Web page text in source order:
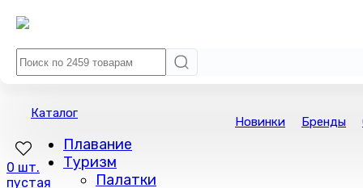
Каталог
Плавание
Туризм
Палатки
Новинки Бренды
0 шт.
пустая